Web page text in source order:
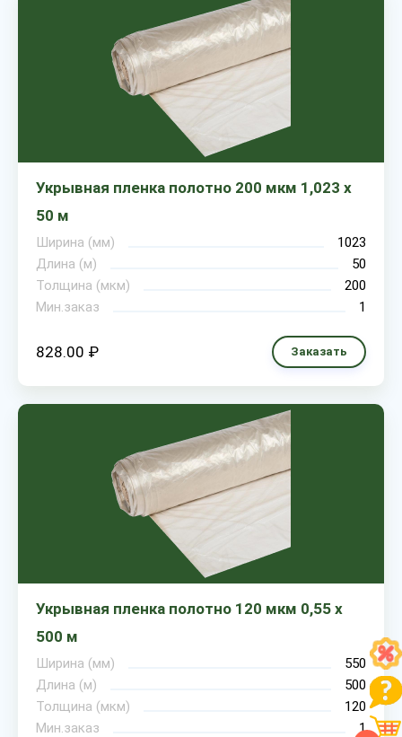
Укрывная пленка полотно 200 мкм 1,023 х
50 м
Ширина (мм)
1023
Длина (м)
50
Толщина (мкм)
200
Мин.заказ
1
828.00 ₽ Заказать
Укрывная пленка полотно 120 мкм 0,55 х
500 м
Ширина (мм)
550
Длина (м)
500
Толщина (мкм)
120
Мин.заказ
1